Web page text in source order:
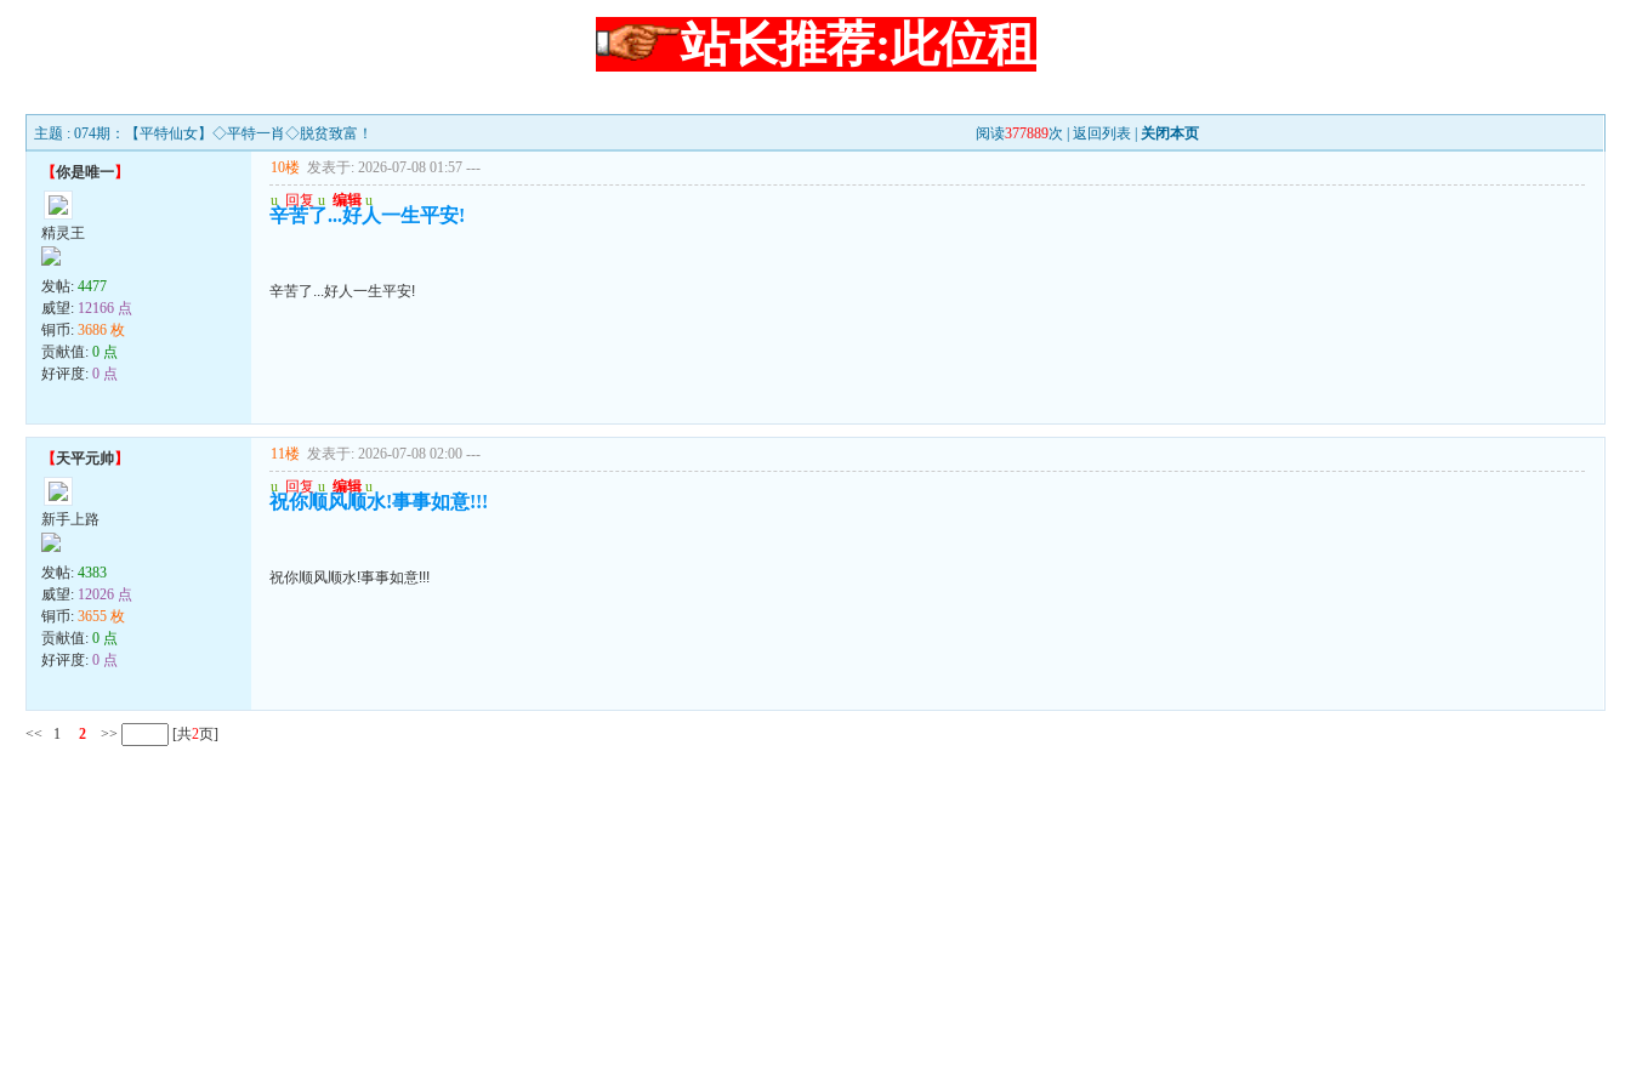
站长推荐:此位租
主题 : 074期：【平特仙女】◇平特一肖◇脱贫致富！ 阅读377889次 |返回列表 关闭本页
【你是唯一】
精灵王
发帖:4477
威望: 12166 点
铜币:3686 枚
贡献值:0 点
好评度:0 点
10楼 发表于: 2026-07-08 01:57 ---
u 回复 u 编辑 u
辛苦了...好人一生平安!
辛苦了...好人一生平安!
【天平元帅】
新手上路
发帖:4383
威望: 12026 点
铜币:3655 枚
贡献值:0 点
好评度:0 点
11楼 发表于: 2026-07-08 02:00 ---
u 回复 u 编辑 u
祝你顺风顺水!事事如意!!!
祝你顺风顺水!事事如意!!!
<< 1 2 >> [共2页]